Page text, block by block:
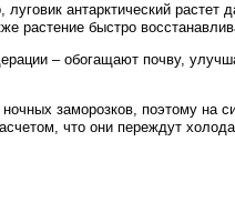
антарктический
растение быстро
– обогащают почву,
заморозков, поэтому на
что они переждут